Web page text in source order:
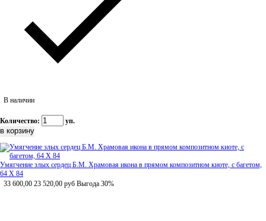
В наличии
Количество: уп.
Умягчение злых сердец Б.М. Храмовая икона в прямом композитном киоте, с багетом,
64 Х 84
33 600,00 23 520,00 руб Выгода 30%